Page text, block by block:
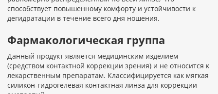
способствует повышенному комфорту и устойчивости к
дегидратации в течение всего дня ношения.
Фармакологическая группа
Данный продукт является медицинским изделием
(средством контактной коррекции зрения) и не относится к
лекарственным препаратам. Классифицируется как мягкая
силикон-гидрогелевая контактная линза для коррекции